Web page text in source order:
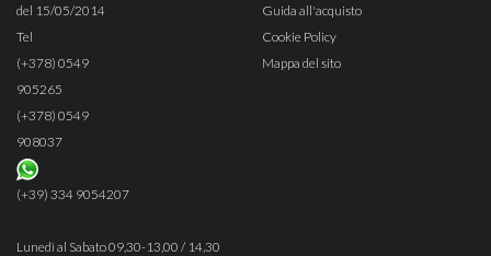
del 15/05/2014
Tel
(+378) 0549
905265
(+378) 0549
908037
(+39) 334 9054207
Lunedì al Sabato 09,30-13,00 / 14,30
Guida all'acquisto
Cookie Policy
Mappa del sito